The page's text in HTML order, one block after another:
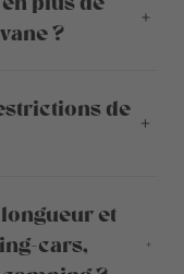
?
de
et
cars,